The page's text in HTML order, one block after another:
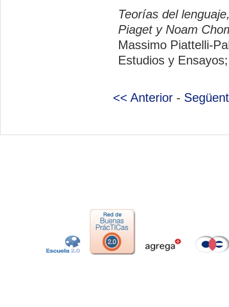
Teorías del
Piaget y Noam
Massimo Piattelli-
Estudios y
<< Anterior -